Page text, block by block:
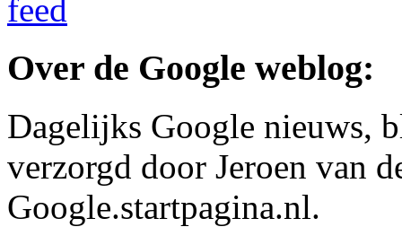
Over de Google weblog:
Dagelijks Google nieuws,
verzorgd door Jeroen van
Google.startpagina.nl.